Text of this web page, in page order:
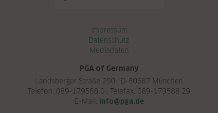
Impressum
Datenschutz
Mediadaten
PGA of Germany
Landsberger Straße 290 . D-80687 München
Telefon: 089-179588 0 . Telefax: 089-179588 29
E-Mail: info@pga.de